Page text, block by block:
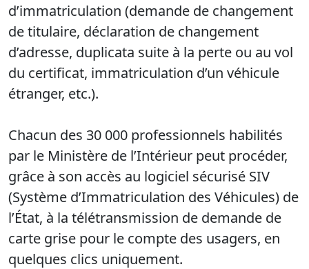
d’immatriculation (demande de changement
de titulaire, déclaration de changement
d’adresse, duplicata suite à la perte ou au vol
du certificat, immatriculation d’un véhicule
étranger, etc.).
Chacun des 30 000 professionnels habilités
par le Ministère de l’Intérieur peut procéder,
grâce à son accès au logiciel sécurisé SIV
(Système d’Immatriculation des Véhicules) de
l’État, à la télétransmission de demande de
carte grise pour le compte des usagers, en
quelques clics uniquement.